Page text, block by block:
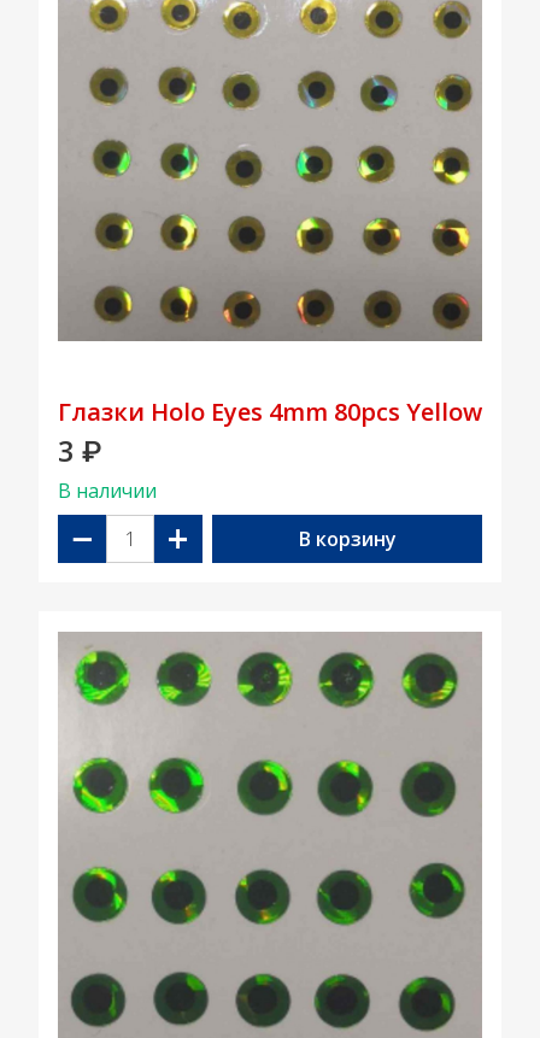
Глазки Holo Eyes 4mm 80pcs Yellow
3 ₽
В наличии
− + В корзину